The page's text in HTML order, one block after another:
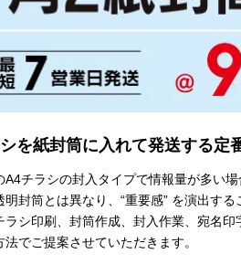
を紙封筒に入れて発送する定
A4チラシの封入タイプで情報量が多い
明封筒とは異なり、“重要感” を演出す
ラシ印刷、封筒作成、封入作業、宛名
法でご提案させていただきます。